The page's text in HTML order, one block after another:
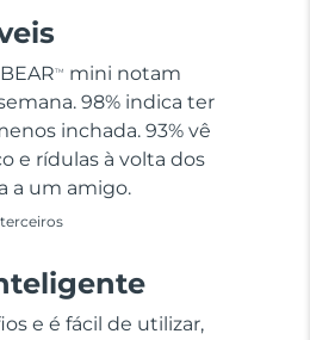
TM
mini notam
98% indica ter
inchada. 93% vê
e rídulas à volta dos
a um amigo.
e é fácil de utilizar,